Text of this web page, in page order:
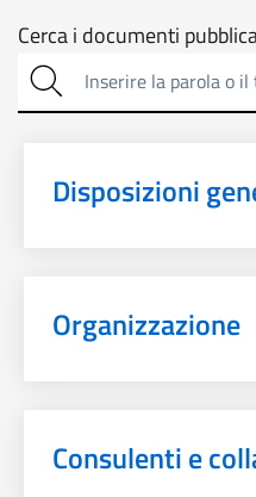
Cerca
sulla
Cerca i documenti
Disposizioni
Organizzazione
Consulenti e